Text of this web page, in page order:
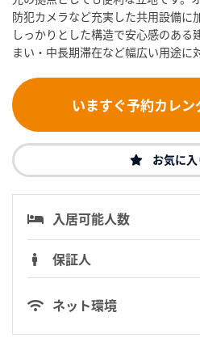
防犯カメラなど充実した共用設備に
しっかりとした構造で安心感のある
まい・中長期滞在など幅広い用途に
いますぐ予約カレ
お気に
入居可能人数
保証人
ネット環境